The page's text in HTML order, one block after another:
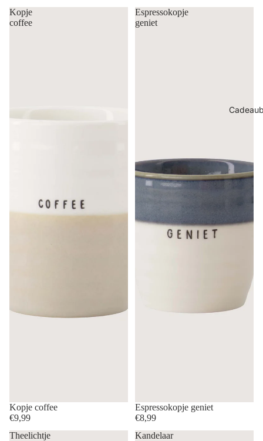
Kopje
coffee
Kopje coffee
€9,99
Espressokopje
geniet
Espressokopje geniet
€8,99
Theelichtje
Kandelaar